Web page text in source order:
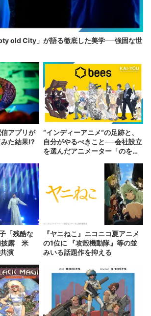
old City」が語る徹底した美学──強固な世
アプリが
た結果!?
“インディーアニメ“の足跡と、
自分がやるべきこと──会社設立
を選んだアニメーター「のを
「残酷な
披露 米
演
『ヤニねこ』ニコニコ夏アニメ
の1位に 『攻殻機動隊』等の並
みいる話題作を抑える